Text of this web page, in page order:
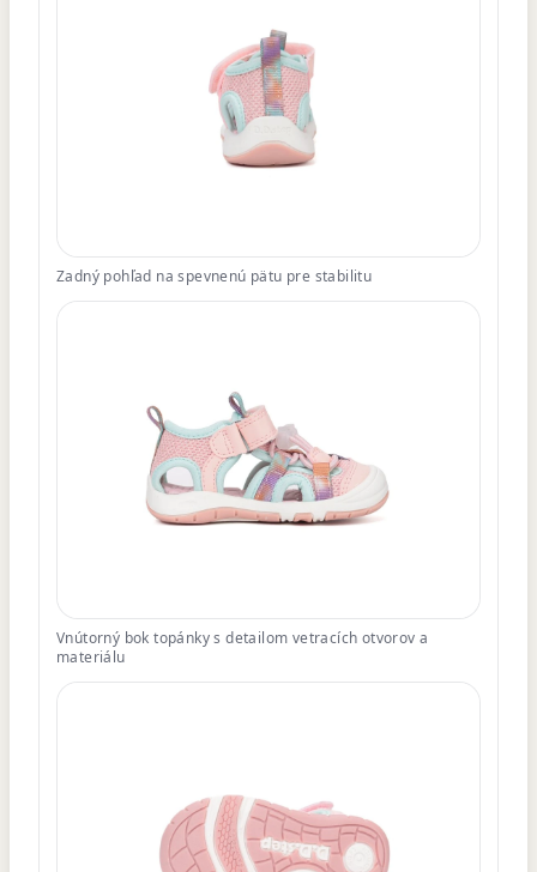
Zadný pohľad na spevnenú pätu pre stabilitu
Vnútorný bok topánky s detailom vetracích otvorov a
materiálu